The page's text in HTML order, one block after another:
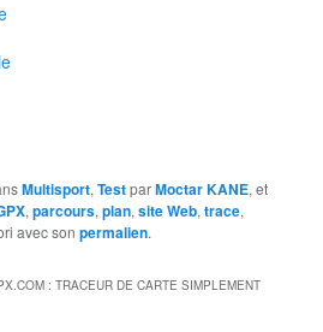
Multisport,TestparMoctar KANE, et
,parcours,plan,site Web,trace,
avec sonpermalien.
: TRACEUR DE CARTE SIMPLEMENT